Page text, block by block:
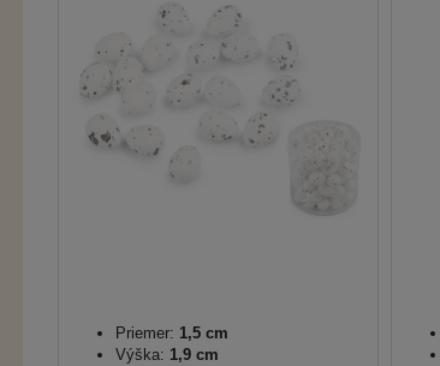
Priemer: 1,5 cm
Výška: 1,9 cm